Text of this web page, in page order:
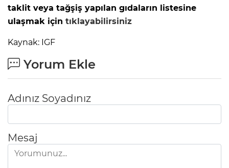
taklit veya tağşiş yapılan gıdaların listesine
ulaşmak için tıklayabilirsiniz
Kaynak: IGF
Yorum Ekle
Adınız Soyadınız
Mesaj